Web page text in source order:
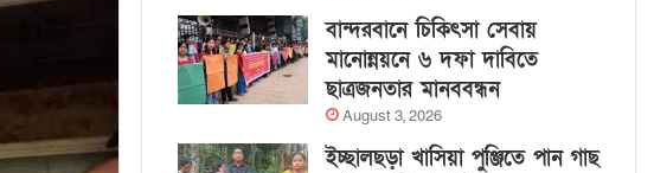
বান্দরবানে চিকিৎসা সেবায়
মানোন্নয়নে ৬ দফা দাবিতে
ছাত্রজনতার মানববন্ধন
August 3, 2026
ইচ্ছালছড়া খাসিয়া পুঞ্জিতে পান গাছ